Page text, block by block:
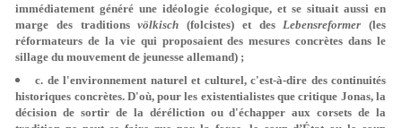
immédiatement généré une idéologie écologique, et se situait aussi en
marge des traditionsvölkisch (folcistes) et des Lebensreformer (les
réformateurs de la vie qui proposaient des mesures concrètes dans le
sillage du mouvement de jeunesse allemand) ;
c. de l'environnement naturel et culturel, c'est-à-dire des continuités
historiques concrètes. D'où, pour les existentialistes que critique Jonas, la
décision de sortir de la déréliction ou d'échapper aux corsets de la